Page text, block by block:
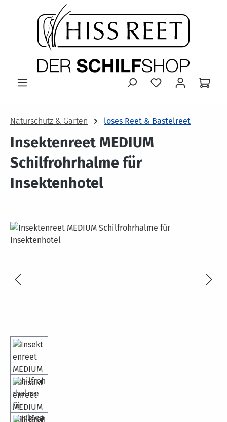
Zum Hauptinhalt springen
Naturschutz & Garten loses Reet & Bastelreet
Insektenreet MEDIUM
Schilfrohrhalme für
Insektenhotel
Bildergalerie überspringen